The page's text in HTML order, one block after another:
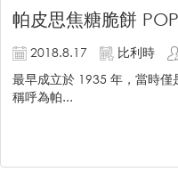
帕皮思焦糖脆餅
2018.8.17
比利時
最早成立於 1935 年，當時
稱呼為帕...